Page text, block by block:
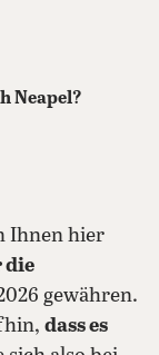
teilen
teilen
Ihnen hier
die
gewähren.
hin, dass es